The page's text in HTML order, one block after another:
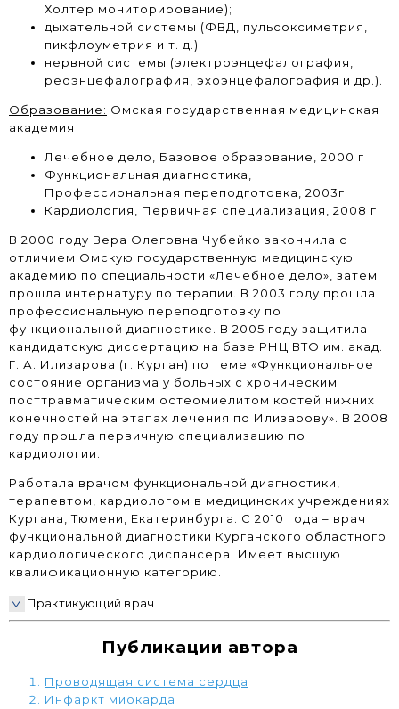
Холтер мониторирование);
дыхательной системы (ФВД, пульсоксиметрия,
пикфлоуметрия и т. д.);
нервной системы (электроэнцефалография,
реоэнцефалография, эхоэнцефалография и др.).
Образование: Омская государственная медицинская
академия
Лечебное дело, Базовое образование, 2000 г
Функциональная диагностика,
Профессиональная переподготовка, 2003г
Кардиология, Первичная специализация, 2008 г
В 2000 году Вера Олеговна Чубейко закончила с
отличием Омскую государственную медицинскую
академию по специальности «Лечебное дело», затем
прошла интернатуру по терапии. В 2003 году прошла
профессиональную переподготовку по
функциональной диагностике. В 2005 году защитила
кандидатскую диссертацию на базе РНЦ ВТО им. акад.
Г. А. Илизарова (г. Курган) по теме «Функциональное
состояние организма у больных с хроническим
посттравматическим остеомиелитом костей нижних
конечностей на этапах лечения по Илизарову». В 2008
году прошла первичную специализацию по
кардиологии.
Работала врачом функциональной диагностики,
терапевтом, кардиологом в медицинских учреждениях
Кургана, Тюмени, Екатеринбурга. С 2010 года – врач
функциональной диагностики Курганского областного
кардиологического диспансера. Имеет высшую
квалификационную категорию.
Практикующий врач
Публикации автора
Проводящая система сердца
Инфаркт миокарда